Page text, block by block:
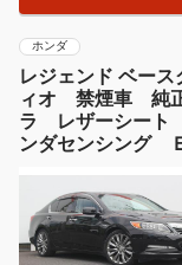
ホンダ
レジェンド ベー
ィオ 禁煙車 純
ラ レザーシート
ンダセンシング